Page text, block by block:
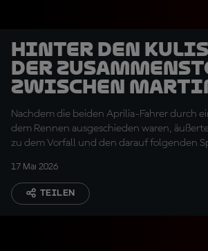
Hinter den
Der
zwischen
Fernandez
Nachdem die beiden Aprilia-Fahrer durch
dem Rennen ausgeschieden waren,
zu dem Vorfall und den darauf folgenden
17 Mai 2026
TEILEN